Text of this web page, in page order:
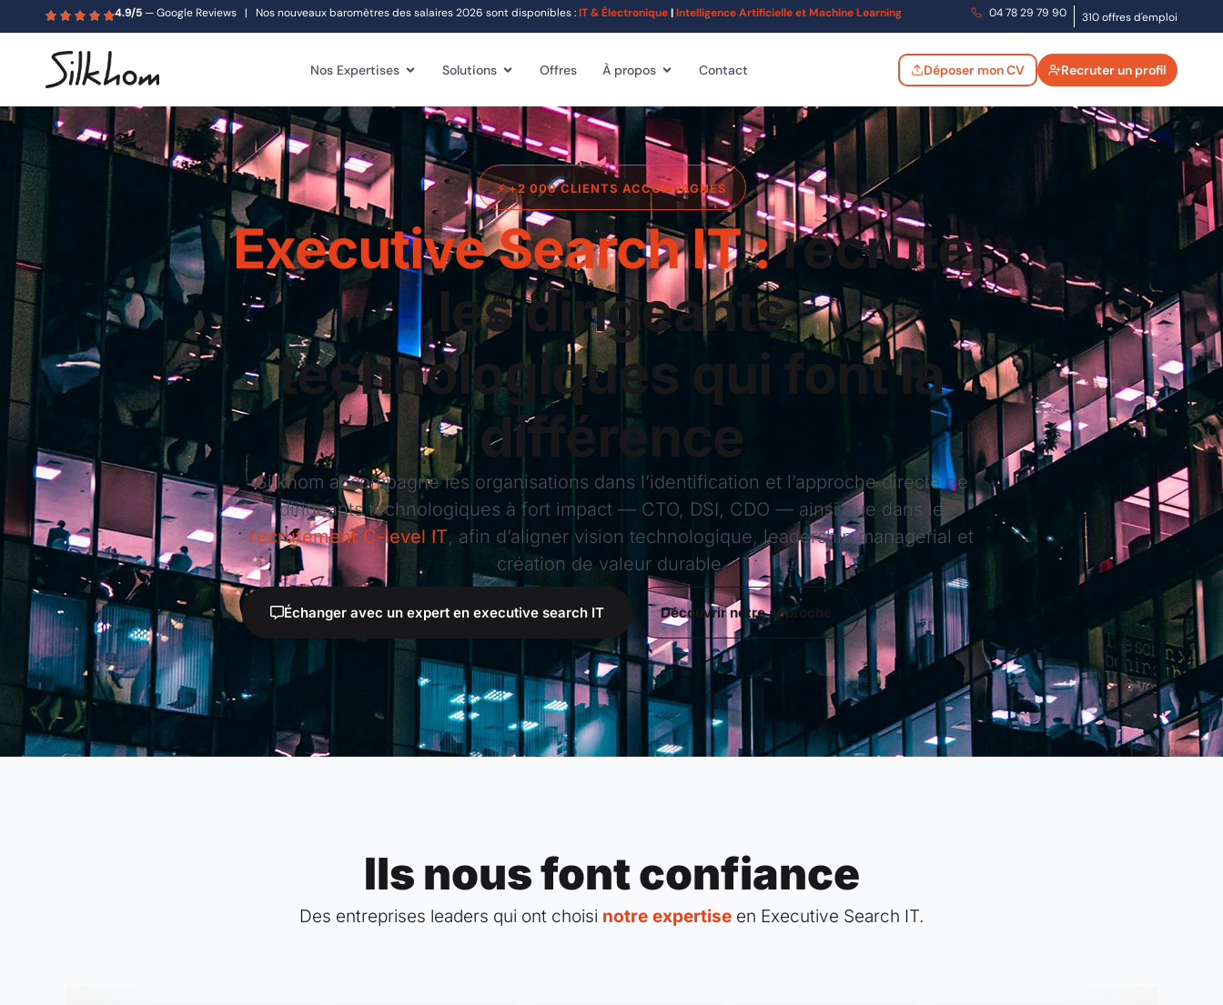
4.9/5— Google Reviews | Nos nouveaux baromètres des salaires 2026 sont disponibles :IT & Électronique|Intelligence Artificielle et Machine Learning 04 78 29 79 90 310 offres d'emploi
Nos Expertises Solutions Offres À propos Contact Déposer mon CV Recruter un profil
⚡ +2 000 CLIENTS ACCOMPAGNÉS
Executive Search IT :recruter
les dirigeants
technologiques qui font la
différence
Silkhom accompagne les organisations dans l’identification et l’approche directe de
dirigeants technologiques à fort impact — CTO, DSI, CDO — ainsi que dans le
recrutement C-level IT, afin d’aligner vision technologique, leadership managérial et
création de valeur durable.
Échanger avec un expert en executive search IT Découvrir notre approche
Ils nous font confiance
Des entreprises leaders qui ont choisi notre expertise en Executive Search IT.